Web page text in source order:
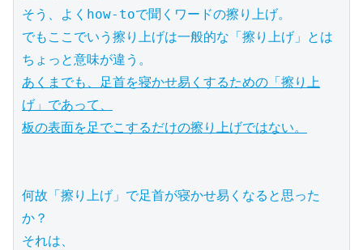
そう、よくhow-toで聞くワードの擦り上げ。
でもここでいう擦り上げは一般的な「擦り上げ」とは
あくまでも、足首を寝かせ易くするための「擦り上
げ」であって、
板の表面を足でこするだけの擦り上げではない。
何故「擦り上げ」で足首が寝かせ易くなると思った
か？
それは、